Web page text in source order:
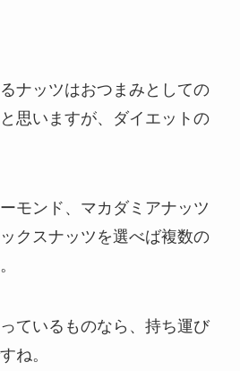
ナッツはおつまみとしての
思いますが、ダイエットの
モンド、マカダミアナッツ
クスナッツを選べば複数の
ているものなら、持ち運び
ね。